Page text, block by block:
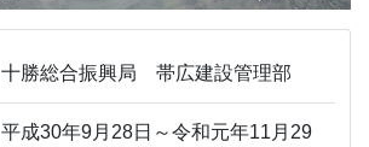
十勝総合振興局 帯広建設管理部
平成30年9月28日～令和元年11月29